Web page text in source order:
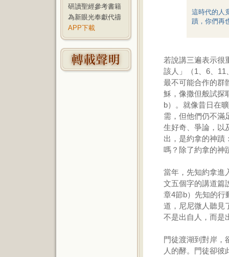
研讀聖經參考書籍
為新眼光奉獻代禱
APP下載
這時代的人
蹟，你們再
若說講三遍表示很
該人」（1、6、
最不可能合作的群
穌，像撒但般試探
b）。就像昔日在
需，但他們仍不滿
生好奇、爭論，以
出，是約拿的神蹟
嗎？除了約拿的神
當年，先知約拿進
文五個字的講道篇
章4節b）先知的行
道，尼尼微人聽見
不是出自人，而是
門徒渡湖到對岸，
人的酵。門徒卻彼